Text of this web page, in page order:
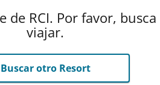
de RCI. Por favor,
viajar.
Buscar otro Resort